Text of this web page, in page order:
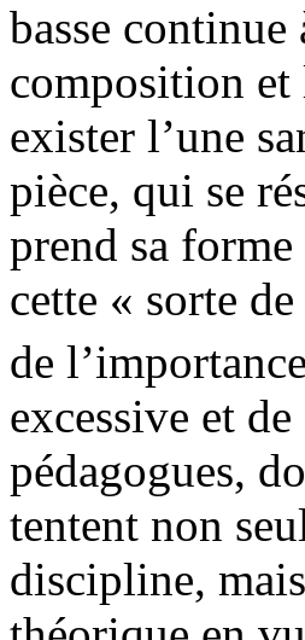
basse
composition et
exister l’une
pièce, qui se
prend sa
cette « sorte
de
excessive et
pédagogues,
tentent non
discipline,